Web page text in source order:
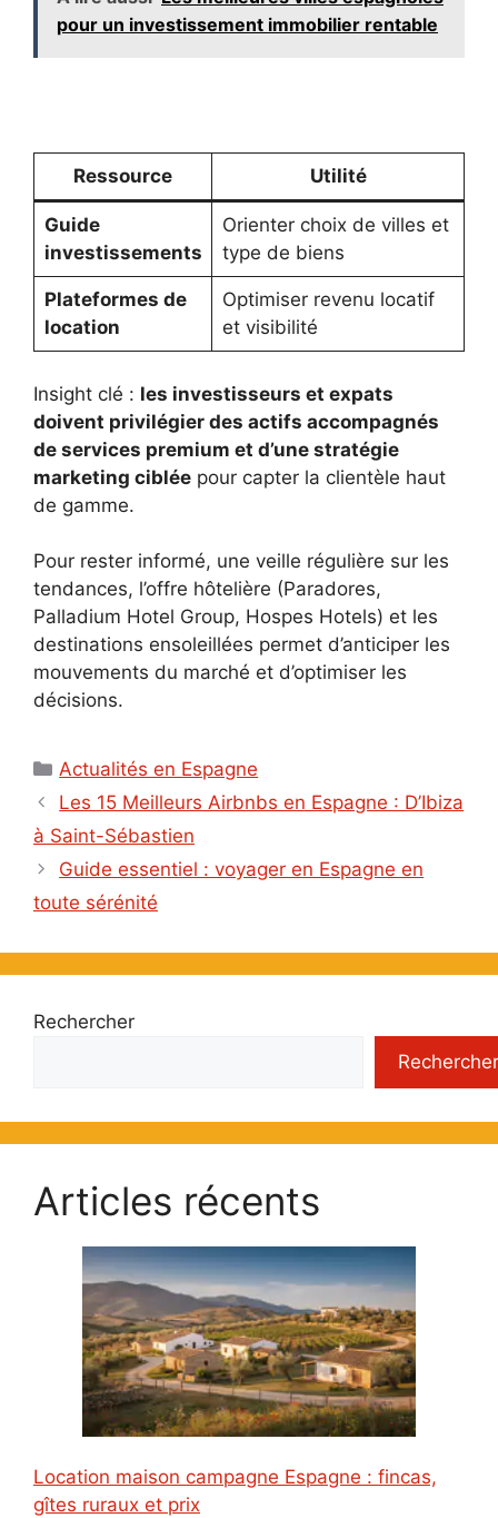
pour un investissement immobilier rentable
Ressource Utilité
Guide
investissements
Orienter choix de villes et
type de biens
Plateformes de
location
Optimiser revenu locatif
et visibilité
Insight clé : les investisseurs et expats
doivent privilégier des actifs accompagnés
de services premium et d’une stratégie
marketing ciblée pour capter la clientèle haut
de gamme.
Pour rester informé, une veille régulière sur les
tendances, l’offre hôtelière (Paradores,
Palladium Hotel Group, Hospes Hotels) et les
destinations ensoleillées permet d’anticiper les
mouvements du marché et d’optimiser les
décisions.
Catégories
Actualités en Espagne
Les 15 Meilleurs Airbnbs en Espagne : D’Ibiza
à Saint-Sébastien
Guide essentiel : voyager en Espagne en
toute sérénité
Rechercher
Rechercher
Articles récents
Location maison campagne Espagne : fincas,
gîtes ruraux et prix